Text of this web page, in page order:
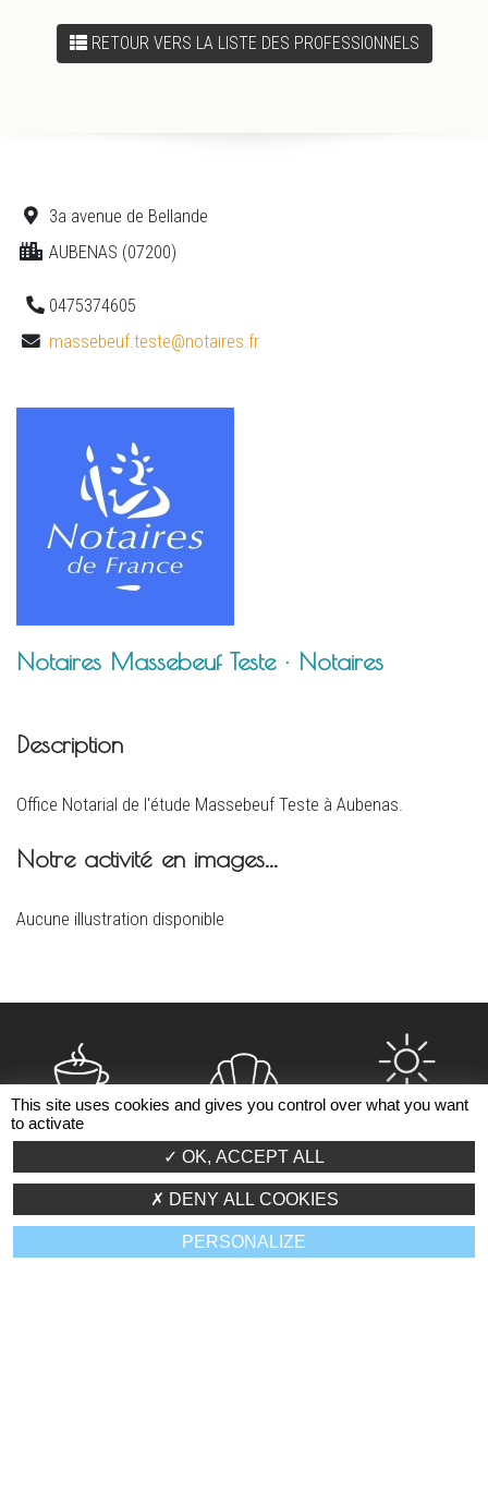
RETOUR VERS LA LISTE DES PROFESSIONNELS
3a avenue de Bellande
AUBENAS (07200)
0475374605
massebeuf.teste@notaires.fr
Notaires Massebeuf Teste · Notaires
Description
Office Notarial de l'étude Massebeuf Teste à Aubenas.
Notre activité en images...
Aucune illustration disponible
CAFÉ !
BONNE HUMEUR
This site uses cookies and gives you control over what you want
to activate
OK, ACCEPT ALL
DENY ALL COOKIES
PERSONALIZE